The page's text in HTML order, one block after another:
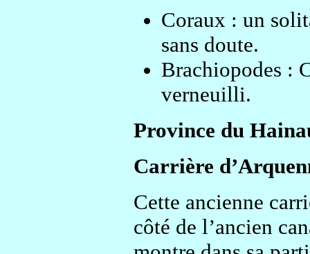
Coraux : un
sans doute.
Brachiopodes :
verneuilli.
Province du
Carrière
Cette ancienne
côté de l’ancien